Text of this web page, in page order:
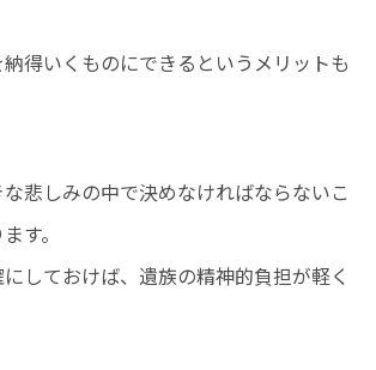
得いくものにできるというメリットも
悲しみの中で決めなければならないこ
す。
しておけば、遺族の精神的負担が軽く